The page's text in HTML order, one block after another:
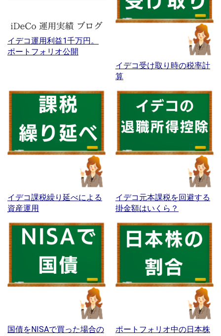
イデコ運用利益1千万円。
ポートフォリオ公開
イデコ受け取り時の税率計
算
イデコ課税繰り延べによる
資産運用
イデコ元本課税を回避する
掛金額はいくら？
国債をNISAで買った場合の
ポートフォリオ中の日本株